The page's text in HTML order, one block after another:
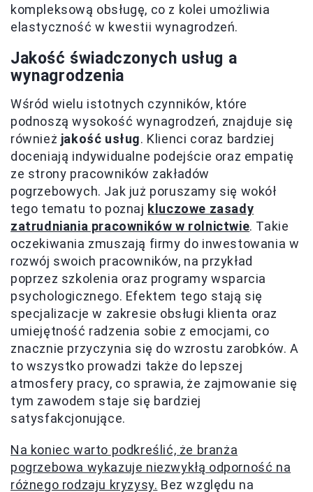
kompleksową obsługę, co z kolei umożliwia
elastyczność w kwestii wynagrodzeń.
Jakość świadczonych usług a
wynagrodzenia
Wśród wielu istotnych czynników, które
podnoszą wysokość wynagrodzeń, znajduje się
również jakość usług. Klienci coraz bardziej
doceniają indywidualne podejście oraz empatię
ze strony pracowników zakładów
pogrzebowych. Jak już poruszamy się wokół
tego tematu to poznaj kluczowe zasady
zatrudniania pracowników w rolnictwie. Takie
oczekiwania zmuszają firmy do inwestowania w
rozwój swoich pracowników, na przykład
poprzez szkolenia oraz programy wsparcia
psychologicznego. Efektem tego stają się
specjalizacje w zakresie obsługi klienta oraz
umiejętność radzenia sobie z emocjami, co
znacznie przyczynia się do wzrostu zarobków. A
to wszystko prowadzi także do lepszej
atmosfery pracy, co sprawia, że zajmowanie się
tym zawodem staje się bardziej
satysfakcjonujące.
Na koniec warto podkreślić, że branża
pogrzebowa wykazuje niezwykłą odporność na
różnego rodzaju kryzysy. Bez względu na